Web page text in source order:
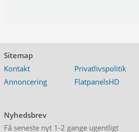
Sitemap
Kontakt
Privatlivspolitik
Annoncering
FlatpanelsHD
Nyhedsbrev
Få seneste nyt 1-2 gange ugentligt